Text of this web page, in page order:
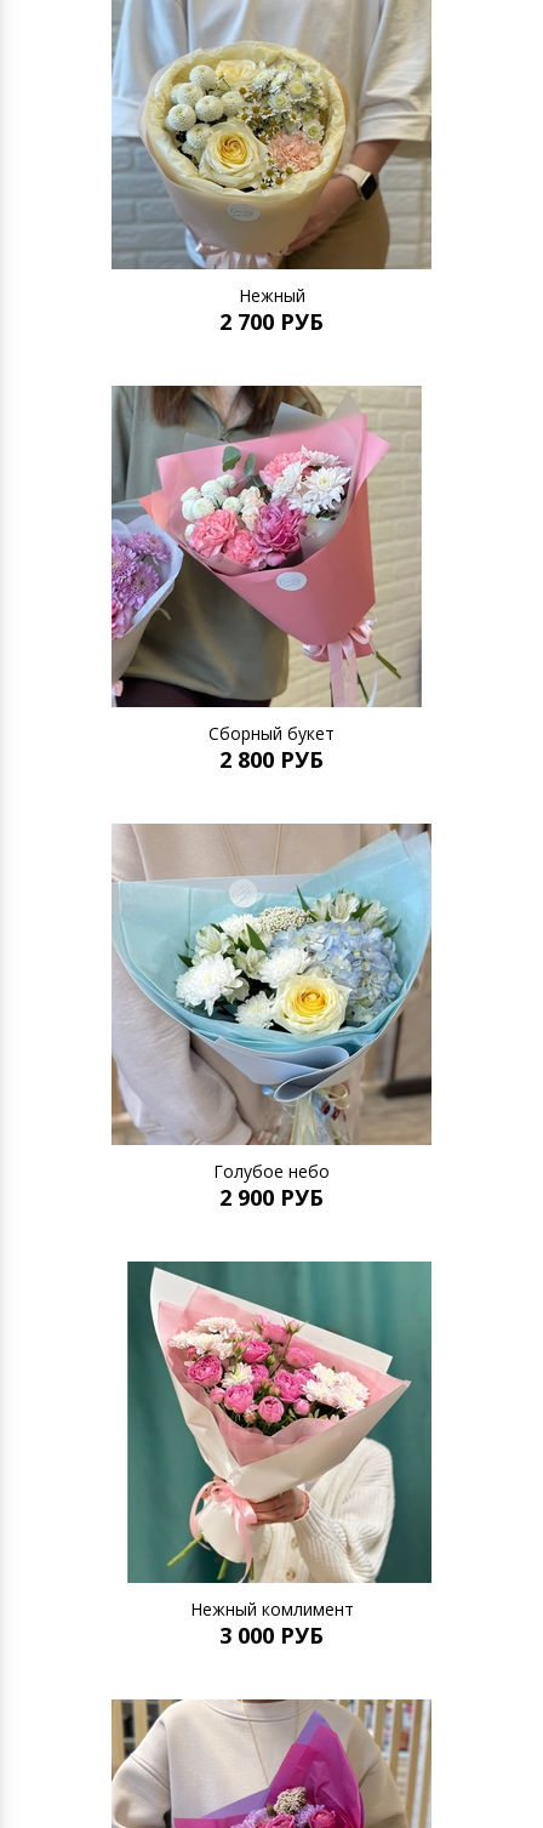
Нежный
2 700 РУБ
Сборный букет
2 800 РУБ
Голубое небо
2 900 РУБ
Нежный комлимент
3 000 РУБ